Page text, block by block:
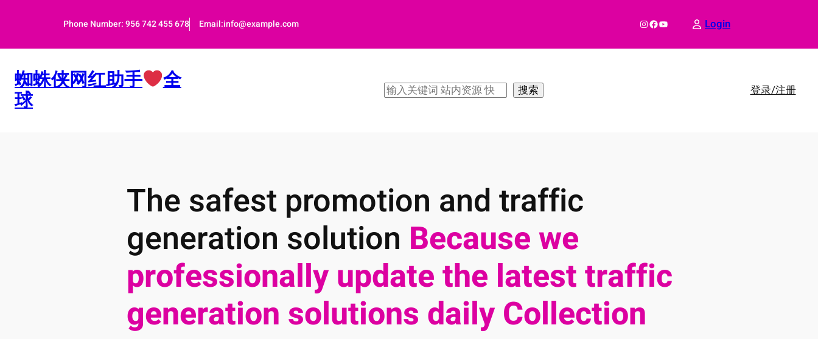
Phone Number: 956 742 455 678 Email:info@example.com InstagramFacebook YouTube Login
蜘蛛侠网红助手 全
球
搜
搜索 登录/注册
The safest promotion and traffic
generation solution Because we
professionally update the latest traffic
generation solutions daily Collection